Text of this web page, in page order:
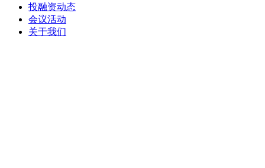
投融资动态
会议活动
关于我们